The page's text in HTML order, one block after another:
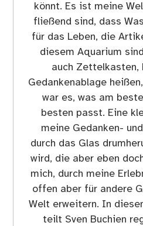
könnt. Es ist meine
fließend sind, dass
für das Leben, die
diesem Aquarium
auch Zettelkasten,
Gedankenablage
war es, was am
besten passt. Eine
meine Gedanken-
durch das Glas
wird, die aber eben
mich, durch meine
offen aber für andere
Welt erweitern. In
teilt Sven Buchien